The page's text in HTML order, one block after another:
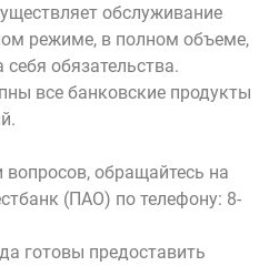
обслуживание
режиме, в полном объеме,
обязательства.
все банковские продукты
вопросов, обращайтесь на
(ПАО) по телефону: 8-
готовы предоставить